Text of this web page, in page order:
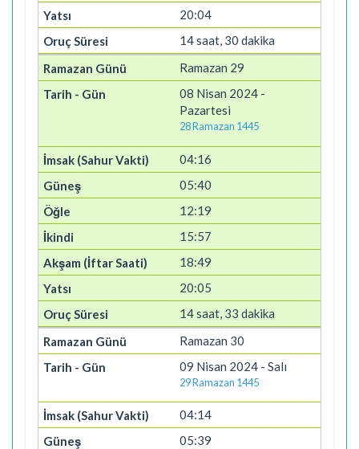
20:04
14 saat, 30 dakika
Ramazan 29
08 Nisan 2024 -
Pazartesi
28 Ramazan 1445
04:16
05:40
12:19
15:57
18:49
20:05
14 saat, 33 dakika
Ramazan 30
09 Nisan 2024 - Salı
29 Ramazan 1445
04:14
05:39